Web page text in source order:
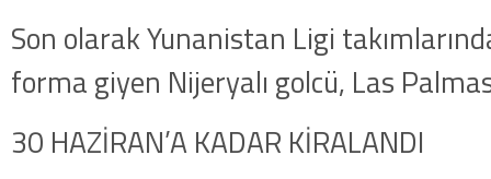
Son olarak Yunanistan Ligi
forma giyen Nijeryalı golcü, Las
30 HAZİRAN’A KADAR KİRALANDI